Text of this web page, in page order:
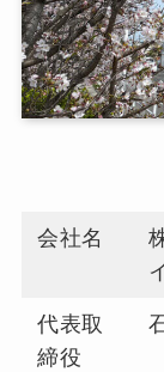
会社名
代表取
締役